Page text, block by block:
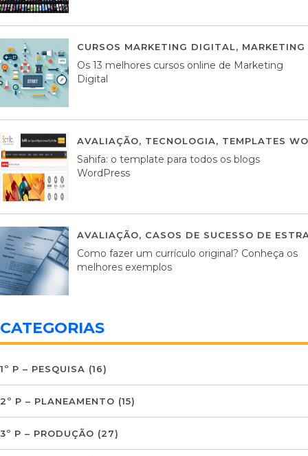
CURSOS MARKETING DIGITAL,
Os 13 melhores cursos online de Marketing
Digital
AVALIAÇÃO, TECNOLOGIA, TEMPLATES
Sahifa: o template para todos os blogs
WordPress
AVALIAÇÃO, CASOS DE SUCESSO DE
Como fazer um currículo original? Conheça os
melhores exemplos
CATEGORIAS
1º P – PESQUISA (16)
2º P – PLANEAMENTO (15)
3º P – PRODUÇÃO (27)